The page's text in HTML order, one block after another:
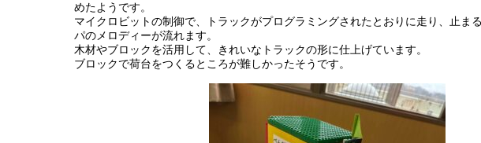
めたようです。
マイクロビットの制御で、トラックがプログラミングされたとおりに走り、止ま
パのメロディーが流れます。
木材やブロックを活用して、きれいなトラックの形に仕上げています。
ブロックで荷台をつくるところが難しかったそうです。